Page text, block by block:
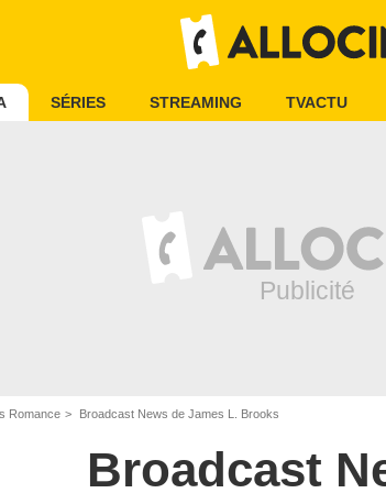
SÉRIES STREAMING TVACTU
Romance Broadcast News de James L. Brooks
Broadcast